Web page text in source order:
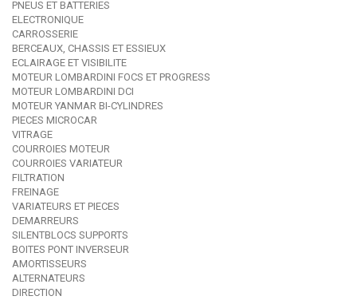
PNEUS ET BATTERIES
ELECTRONIQUE
CARROSSERIE
BERCEAUX, CHASSIS ET ESSIEUX
ECLAIRAGE ET VISIBILITE
MOTEUR LOMBARDINI FOCS ET PROGRESS
MOTEUR LOMBARDINI DCI
MOTEUR YANMAR BI-CYLINDRES
PIECES MICROCAR
VITRAGE
COURROIES MOTEUR
COURROIES VARIATEUR
FILTRATION
FREINAGE
VARIATEURS ET PIECES
DEMARREURS
SILENTBLOCS SUPPORTS
BOITES PONT INVERSEUR
AMORTISSEURS
ALTERNATEURS
DIRECTION